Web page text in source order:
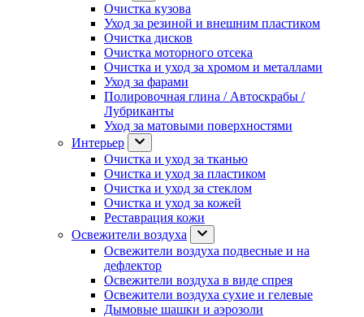
Очистка кузова
Уход за резиной и внешним пластиком
Очистка дисков
Очистка моторного отсека
Очистка и уход за хромом и металлами
Уход за фарами
Полировочная глина / Автоскрабы /
Лубриканты
Уход за матовыми поверхностями
Интерьер
Очистка и уход за тканью
Очистка и уход за пластиком
Очистка и уход за стеклом
Очистка и уход за кожей
Реставрация кожи
Освежители воздуха
Освежители воздуха подвесные и на
дефлектор
Освежители воздуха в виде спрея
Освежители воздуха сухие и гелевые
Дымовые шашки и аэрозоли